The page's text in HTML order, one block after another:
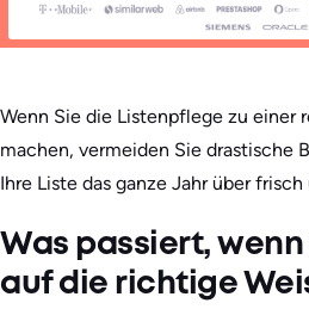
Wenn Sie die Listenpflege zu einer
machen, vermeiden Sie drastische
Ihre Liste das ganze Jahr über
Was passiert, wenn
auf die richtige